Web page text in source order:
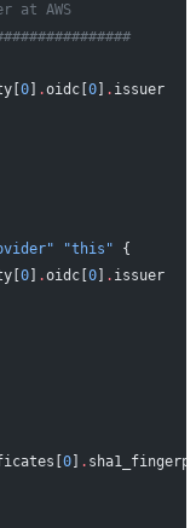
at AWS
0] .oidc[ 0] . issuer
"this" {
0] .oidc[ 0] . issuer
0] .